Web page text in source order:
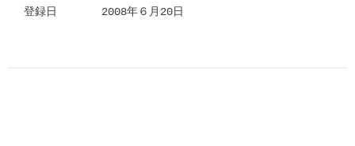
登録日　　　　2008年６月20日